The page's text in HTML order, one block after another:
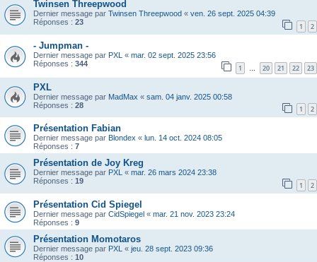
Twinsen Threepwood
Dernier message par Twinsen Threepwood « ven. 26 sept. 2025 04:39
Réponses : 23 1 2
- Jumpman -
Dernier message par PXL « mar. 02 sept. 2025 23:56
Réponses : 344 1 … 20 21 22 23
PXL
Dernier message par MadMax « sam. 04 janv. 2025 00:58
Réponses : 28 1 2
Présentation Fabian
Dernier message par Blondex « lun. 14 oct. 2024 08:05
Réponses : 7
Présentation de Joy Kreg
Dernier message par PXL « mar. 26 mars 2024 23:38
Réponses : 19 1 2
Présentation Cid Spiegel
Dernier message par CidSpiegel « mar. 21 nov. 2023 23:24
Réponses : 9
Présentation Momotaros
Dernier message par PXL « jeu. 28 sept. 2023 09:36
Réponses : 10